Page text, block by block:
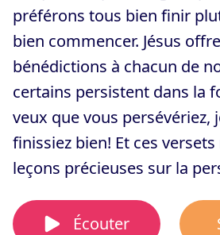
préférons tous bien finir
bien commencer. Jésus
bénédictions à chacun de
certains persistent dans la
veux que vous persévériez,
finissiez bien! Et ces
leçons précieuses sur la
Écouter